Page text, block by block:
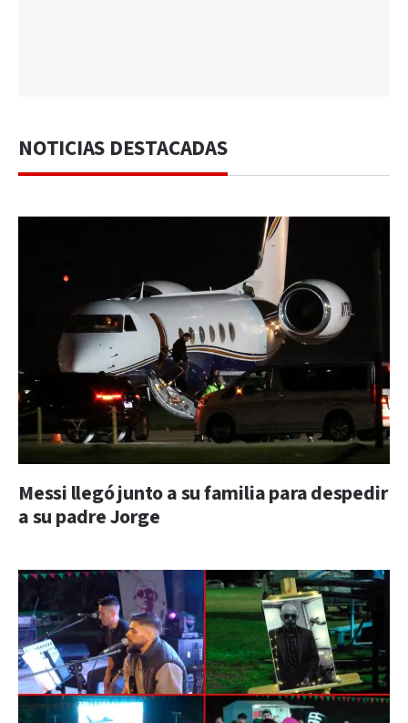
NOTICIAS DESTACADAS
Messi llegó junto a su familia para despedir
a su padre Jorge